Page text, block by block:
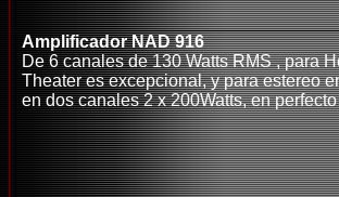
Amplificador NAD 916
De 6 canales de 130 Watts RMS , para
Theater es excepcional, y para estereo
en dos canales 2 x 200Watts, en